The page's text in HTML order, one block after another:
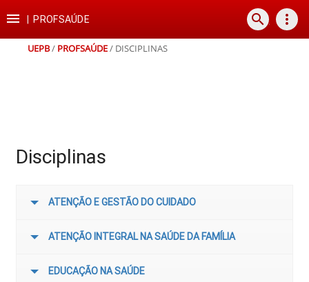
para
conteúdo
para
para
para
rodapé
 PROFSAÚDE search more_vert
UEPB/ PROFSAÚDE/ DISCIPLINAS
Disciplinas
ATENÇÃO E GESTÃO DO CUIDADO
ATENÇÃO INTEGRAL NA SAÚDE DA FAMÍLIA
EDUCAÇÃO NA SAÚDE